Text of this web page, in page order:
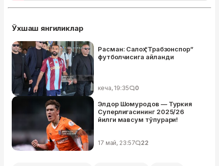
Ўхшаш янгиликлар
Расман: Салоҳ “Трабзонспор”
футболчисига айланди
кеча, 19:35 0
Элдор Шомуродов — Туркия
Суперлигасининг 2025/26
йилги мавсум тўпурари!
17 май, 23:57 22